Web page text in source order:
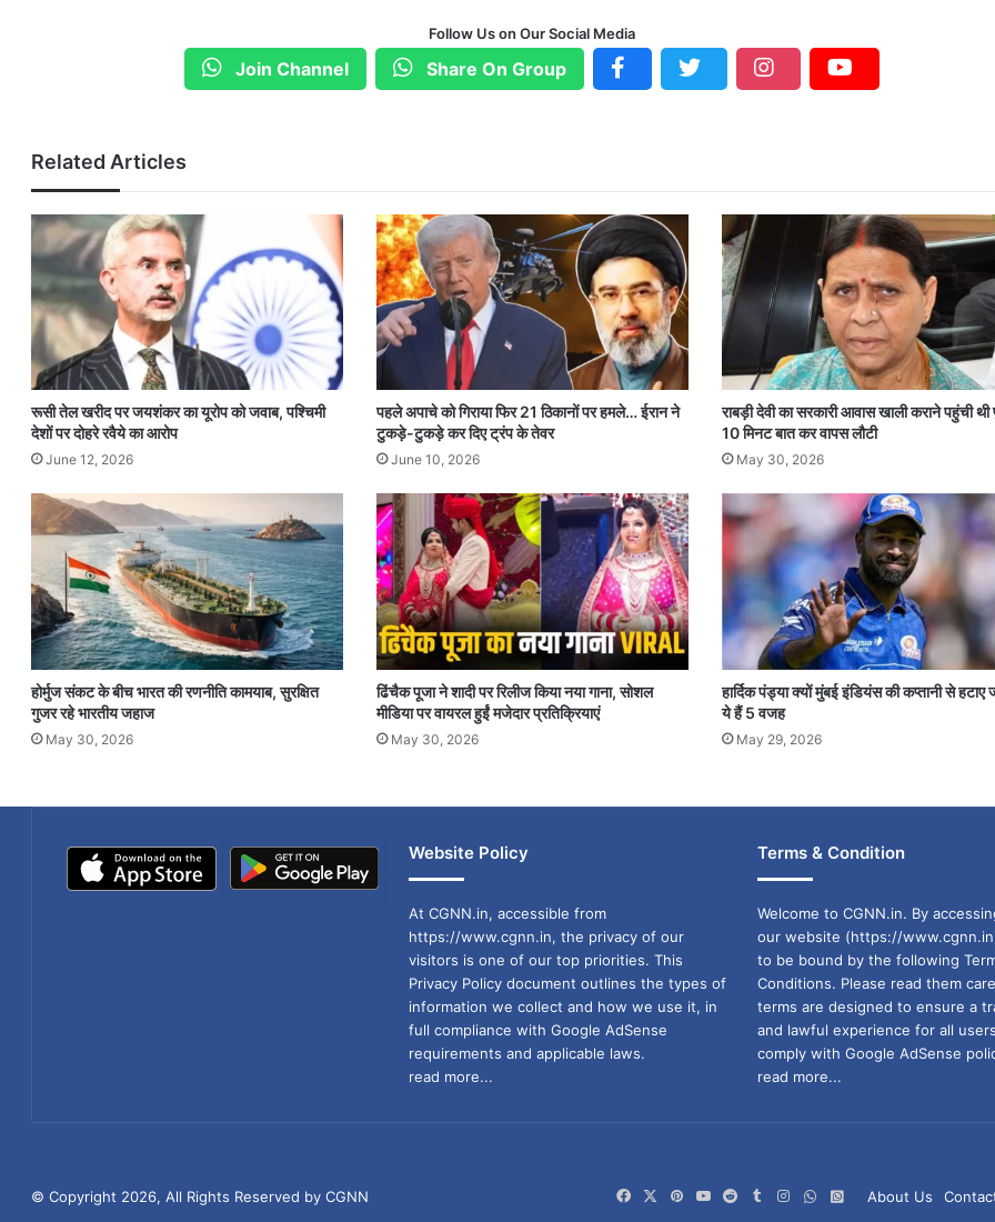
Follow Us on Our Social Media
Join Channel Share On Group
Related Articles
रूसी तेल खरीद पर जयशंकर का यूरोप को जवाब, पश्चिमी
देशों पर दोहरे रवैये का आरोप
June 12, 2026
पहले अपाचे को गिराया फिर 21 ठिकानों पर हमले… ईरान ने
टुकड़े-टुकड़े कर दिए ट्रंप के तेवर
June 10, 2026
राबड़ी देवी का सरकारी आवास खाली कराने पहुंची
10 मिनट बात कर वापस लौटी
May 30, 2026
होर्मुज संकट के बीच भारत की रणनीति कामयाब, सुरक्षित
गुजर रहे भारतीय जहाज
May 30, 2026
ढिंचैक पूजा ने शादी पर रिलीज किया नया गाना, सोशल
मीडिया पर वायरल हुईं मजेदार प्रतिक्रियाएं
May 30, 2026
हार्दिक पंड्या क्यों मुंबई इंडियंस की कप्तानी से हटाए
ये हैं 5 वजह
May 29, 2026
Website Policy
At CGNN.in, accessible from
https://www.cgnn.in, the privacy of our
visitors is one of our top priorities. This
Privacy Policy document outlines the types of
information we collect and how we use it, in
full compliance with Google AdSense
requirements and applicable laws.
read more...
Terms & Condition
Welcome to CGNN.in. By
our website (https://
to be bound by the following
Conditions. Please read them
terms are designed to ensure a
and lawful experience for all
comply with Google AdSense
read more...
© Copyright 2026, All Rights Reserved by CGNN About Us
FacebookPinterestYouTubeRedditTumblrInstagramWhatsApp
WhatsApp